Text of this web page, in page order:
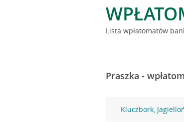
Lista wpłatomatów
Praszka -
Kluczbork,